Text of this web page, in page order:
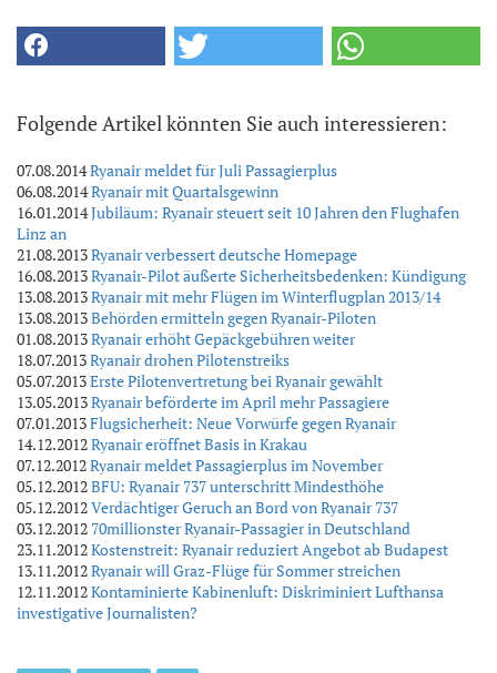
Folgende Artikel könnten Sie auch interessieren:
07.08.2014Ryanair meldet für Juli Passagierplus
06.08.2014Ryanair mit Quartalsgewinn
16.01.2014Jubiläum: Ryanair steuert seit 10 Jahren den Flughafen
Linz an
21.08.2013Ryanair verbessert deutsche Homepage
16.08.2013Ryanair-Pilot äußerte Sicherheitsbedenken: Kündigung
13.08.2013Ryanair mit mehr Flügen im Winterflugplan 2013/14
13.08.2013Behörden ermitteln gegen Ryanair-Piloten
01.08.2013Ryanair erhöht Gepäckgebühren weiter
18.07.2013Ryanair drohen Pilotenstreiks
05.07.2013Erste Pilotenvertretung bei Ryanair gewählt
13.05.2013Ryanair beförderte im April mehr Passagiere
07.01.2013Flugsicherheit: Neue Vorwürfe gegen Ryanair
14.12.2012Ryanair eröffnet Basis in Krakau
07.12.2012Ryanair meldet Passagierplus im November
05.12.2012BFU: Ryanair 737 unterschritt Mindesthöhe
05.12.2012Verdächtiger Geruch an Bord von Ryanair 737
03.12.2012 70millionster Ryanair-Passagier in Deutschland
23.11.2012Kostenstreit: Ryanair reduziert Angebot ab Budapest
13.11.2012Ryanair will Graz-Flüge für Sommer streichen
12.11.2012Kontaminierte Kabinenluft: Diskriminiert Lufthansa
investigative Journalisten?